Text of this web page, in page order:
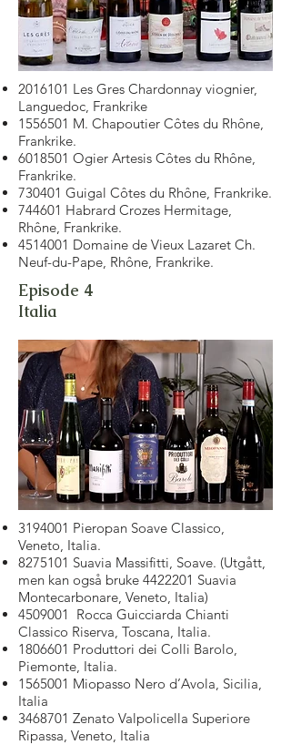
2016101 Les Gres Chardonnay viognier,
Languedoc, Frankrike
1556501 M. Chapoutier Côtes du Rhône,
Frankrike.
6018501 Ogier Artesis Côtes du Rhône,
Frankrike.
730401 Guigal Côtes du Rhône, Frankrike.
744601 Habrard Crozes Hermitage,
Rhône, Frankrike.
4514001 Domaine de Vieux Lazaret Ch.
Neuf-du-Pape, Rhône, Frankrike.
Episode 4
Italia
3194001 Pieropan Soave Classico,
Veneto, Italia.
8275101 Suavia Massifitti, Soave. (Utgått,
men kan også bruke 4422201 Suavia
Montecarbonare, Veneto, Italia)
4509001
Rocca Guicciarda Chianti
Classico Riserva, Toscana, Italia.
1806601 Produttori dei Colli Barolo,
Piemonte, Italia.
1565001 Miopasso Nero d’Avola, Sicilia,
Italia
3468701 Zenato Valpolicella Superiore
Ripassa, Veneto, Italia